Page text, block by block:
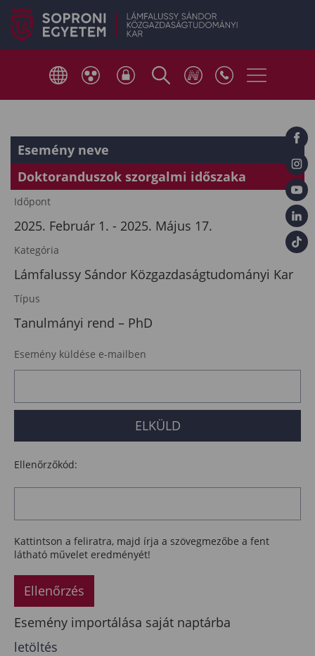
Esemény neve
Doktoranduszok szorgalmi időszaka
Időpont
2025. Február 1. - 2025. Május 17.
Kategória
Lámfalussy Sándor Közgazdaságtudományi Kar
Típus
Tanulmányi rend – PhD
Esemény küldése e-mailben
Ellenőrzőkód:
Kattintson a feliratra, majd írja a szövegmezőbe a fent
látható művelet eredményét!
Ellenőrzés
Esemény importálása saját naptárba
letöltés